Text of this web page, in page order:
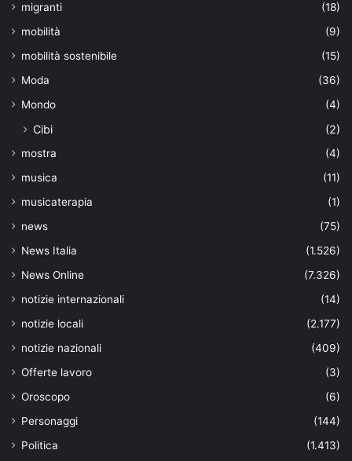
migranti
(18)
mobilità
(9)
mobilità sostenibile
(15)
Moda
(36)
Mondo
(4)
Cibi (2)
mostra
(4)
musica
(11)
musicaterapia
(1)
news
(75)
News Italia
(1.526)
News Online
(7.326)
notizie internazionali
(14)
notizie locali
(2.177)
notizie nazionali
(409)
Offerte lavoro
(3)
Oroscopo
(6)
Personaggi
(144)
Politica
(1.413)